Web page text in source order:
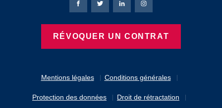
Mentions légales Conditions générales
Protection des données Droit de rétractation
Page Facebook de Bierbaum-Proenen
Page X de Bierbaum-Proenen
Page LinkedIn de
Page Instagram de
RÉVOQUER UN CONTRAT